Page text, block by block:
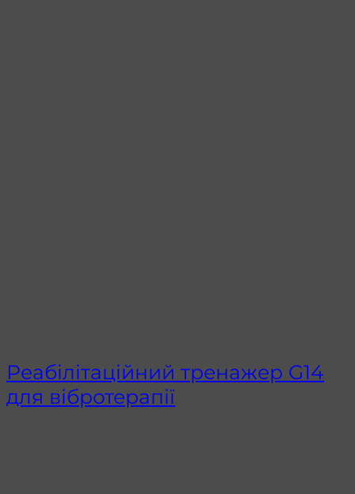
Реабілітаційний тренажер G14
для вібротерапії